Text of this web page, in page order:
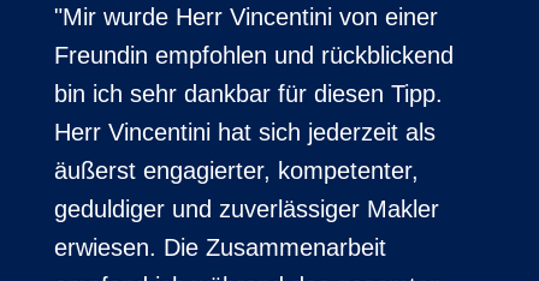
"Mir wurde Herr Vincentini von einer
Freundin empfohlen und rückblickend
bin ich sehr dankbar für diesen Tipp.
Herr Vincentini hat sich jederzeit als
äußerst engagierter, kompetenter,
geduldiger und zuverlässiger Makler
erwiesen. Die Zusammenarbeit